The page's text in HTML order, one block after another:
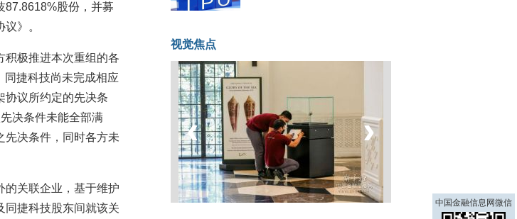
87.8618%股份，并募
》。
积极推进本次重组的各
捷科技尚未完成相应
协议所约定的先决条
决条件未能全部满
先决条件，同时各方未
的关联企业，基于维护
同捷科技股东间就该关
视觉焦点
菲律宾：防疫降级
‹ ›
中国金融信息网微信